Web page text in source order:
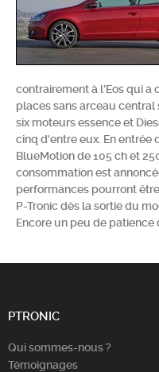
contrairement à l'Eos qui a
places sans arceau
six moteurs essence et
cinq d'entre eux. En entrée
BlueMotion de 105 ch et
consommation est
performances pourront
P-Tronic dès la sortie du
Encore un peu de patience
PTRONIC
Qui sommes-nous ?
Témoignages